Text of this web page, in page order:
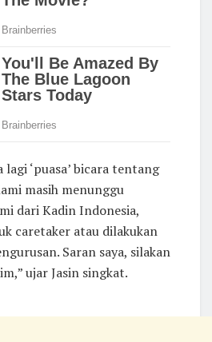
lagi ‘puasa’ bicara tentang
masih menunggu
dari Kadin Indonesia,
caretaker atau dilakukan
Saran saya, silakan
ujar Jasin singkat.